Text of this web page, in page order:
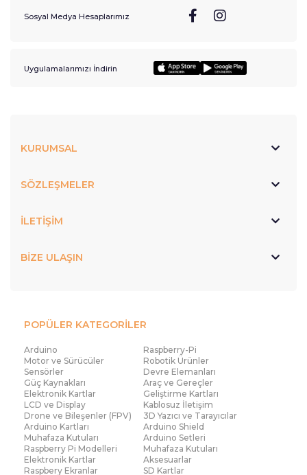
Sosyal Medya Hesaplarımız
Uygulamalarımızı İndirin
KURUMSAL
SÖZLEŞMELER
İLETİŞİM
BİZE ULAŞIN
POPÜLER KATEGORİLER
Arduino
Raspberry-Pi
Motor ve Sürücüler
Robotik Ürünler
Sensörler
Devre Elemanları
Güç Kaynakları
Araç ve Gereçler
Elektronik Kartlar
Geliştirme Kartları
LCD ve Display
Kablosuz İletişim
Drone ve Bileşenler (FPV)
3D Yazıcı ve Tarayıcılar
Arduino Kartları
Arduino Shield
Muhafaza Kutuları
Arduino Setleri
Raspberry Pi Modelleri
Muhafaza Kutuları
Elektronik Kartlar
Aksesuarlar
Raspbery Ekranlar
SD Kartlar